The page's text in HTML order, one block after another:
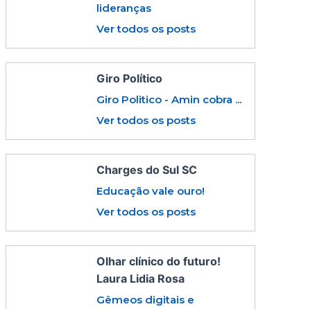
lideranças
Ver todos os posts
Giro Político
Giro Politico - Amin cobra ...
Ver todos os posts
Charges do Sul SC
Educação vale ouro!
Ver todos os posts
Olhar clínico do futuro!
Laura Lidia Rosa
Gêmeos digitais e